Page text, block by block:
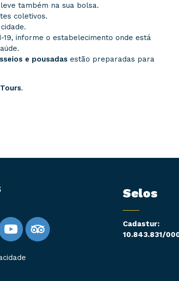
também na sua bolsa.
coletivos.
informe o estabelecimento onde está
e pousadas estão preparadas para
.
Selos
Cadastur:
10.843.831/